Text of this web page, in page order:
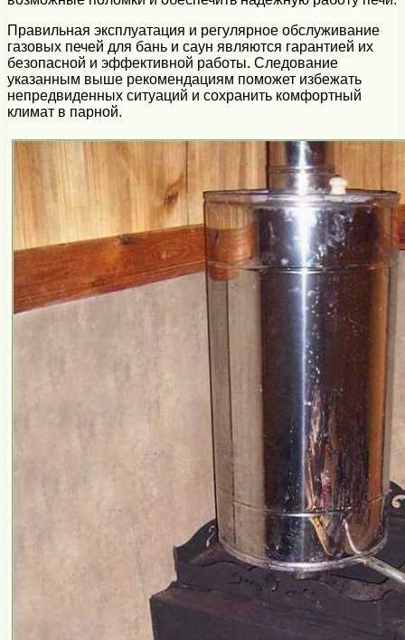
Правильная эксплуатация и регулярное обслуживание
газовых печей для бань и саун являются гарантией их
безопасной и эффективной работы. Следование
указанным выше рекомендациям поможет избежать
непредвиденных ситуаций и сохранить комфортный
климат в парной.